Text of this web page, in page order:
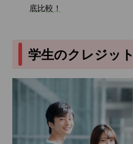
底比較！
学生のクレジッ